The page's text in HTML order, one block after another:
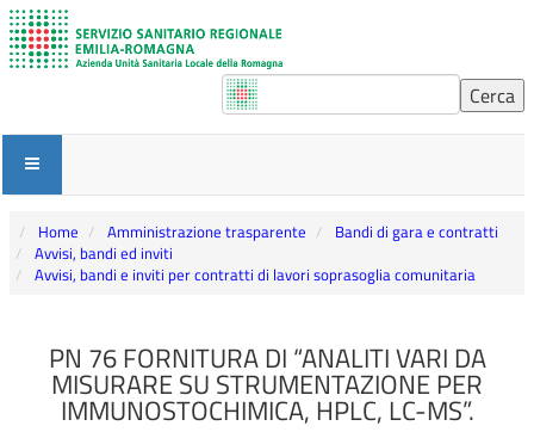
Home Amministrazione trasparente
Bandi di gara e contratti
Avvisi, bandi ed inviti
Avvisi, bandi e inviti per contratti di lavori soprasoglia comunitaria
PN 76 FORNITURA DI “ANALITI VARI DA
MISURARE SU STRUMENTAZIONE PER
IMMUNOSTOCHIMICA, HPLC, LC-MS”.